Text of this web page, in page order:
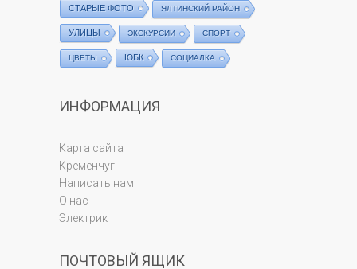
СТАРЫЕ ФОТО ЯЛТИНСКИЙ РАЙОН
УЛИЦЫ ЭКСКУРСИИ СПОРТ
ЦВЕТЫ ЮБК СОЦИАЛКА
ИНФОРМАЦИЯ
Карта сайта
Кременчуг
Написать нам
О нас
Электрик
ПОЧТОВЫЙ ЯЩИК